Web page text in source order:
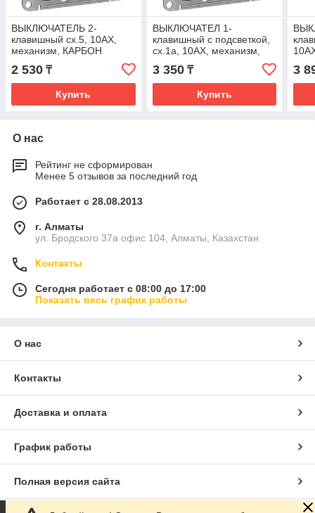
ВЫКЛЮЧАТЕЛЬ 2-
клавишный сх.5, 10АХ,
механизм, КАРБОН
ATLASDESIGN
2 530 ₸
Купить
ВЫКЛЮЧАТЕЛ 1-
клавишный с подсветкой,
сх.1а, 10АХ, механизм,
КАРБОН ATLASDESIGN
3 350₸
Купить
3
О нас
Рейтинг не сформирован
Менее 5 отзывов за последний год
Работает с 28.08.2013
г. Алматы
ул. Бродского 37а офис 104, Алматы, Казахстан
Контакты
Сегодня работает с 08:00 до 17:00
Показать весь график работы
О нас
Контакты
Доставка и оплата
График работы
Полная версия сайта